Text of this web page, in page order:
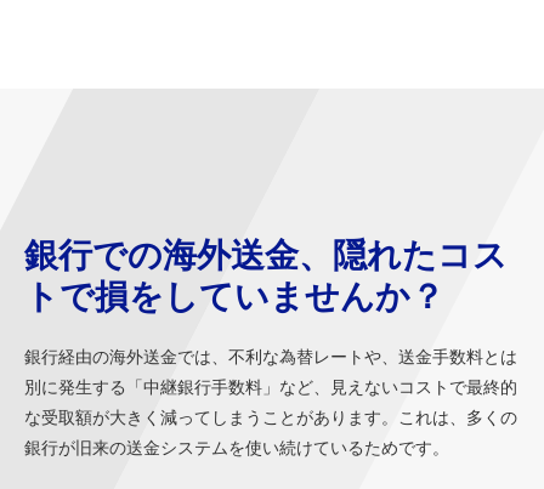
銀行での海外送金、隠れたコス
トで損をしていませんか？
銀行経由の海外送金では、不利な為替レートや、送金手数料とは
別に発生する「中継銀行手数料」など、見えないコストで最終的
な受取額が大きく減ってしまうことがあります。これは、多くの
銀行が旧来の送金システムを使い続けているためです。